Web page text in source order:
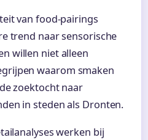
van food-pairings
trend naar sensorische
willen niet alleen
waarom smaken
zoektocht naar
in steden als Dronten.
werken bij